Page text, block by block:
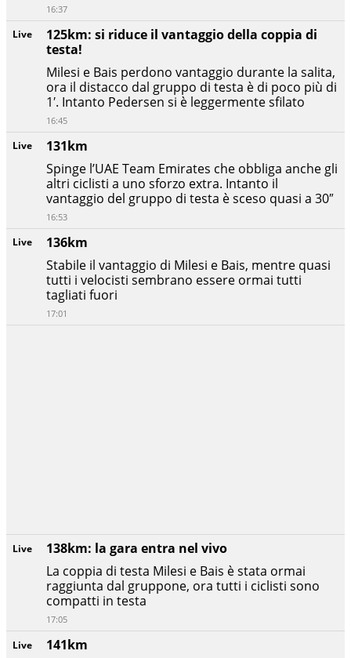
Live
141km
Live
138km: la gara entra nel vivo
La coppia di testa Milesi e Bais è stata ormai
raggiunta dal gruppone, ora tutti i ciclisti sono
compatti in testa
17:05
Live
136km
Stabile il vantaggio di Milesi e Bais, mentre quasi
tutti i velocisti sembrano essere ormai tutti
tagliati fuori
17:01
Live
131km
Spinge l’UAE Team Emirates che obbliga anche gli
altri ciclisti a uno sforzo extra. Intanto il
vantaggio del gruppo di testa è sceso quasi a 30″
16:53
Live
125km: si riduce il vantaggio della coppia di
testa!
Milesi e Bais perdono vantaggio durante la salita,
ora il distacco dal gruppo di testa è di poco più di
1′. Intanto Pedersen si è leggermente sfilato
16:45
16:37